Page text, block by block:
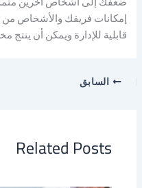
إمكانات فريقك والأشخاص من
قابلية للإدارة ويمكن أن
السابق
Related Posts